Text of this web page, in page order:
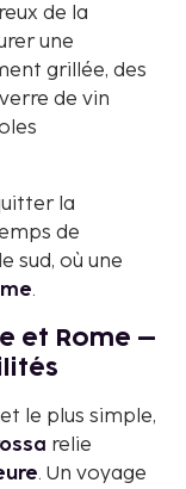
de la
une
grillée, des
de vin
la
de
sud, où une
.
et Rome –
le plus simple,
relie
. Un voyage